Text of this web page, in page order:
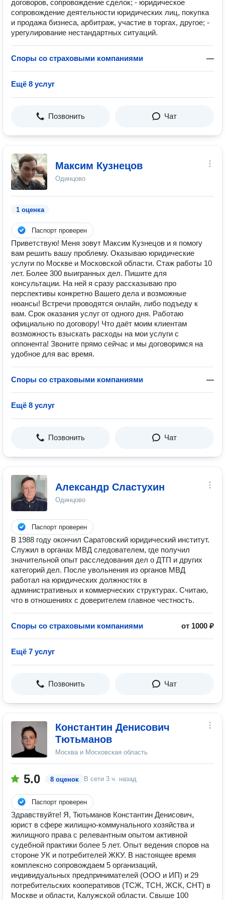
договоров, сопровождение сделок; - юридическое
сопровождение деятельности юридических лиц, покупка
и продажа бизнеса, арбитраж, участие в торгах, другое; -
урегулирование нестандартных ситуаций.
Споры со страховыми компаниями —
Ещё 8 услуг
Позвонить Чат
Максим Кузнецов
Одинцово
1 оценка
Паспорт проверен
Приветствую! Меня зовут Максим Кузнецов и я помогу
вам решить вашу проблему. Оказываю юридические
услуги по Москве и Московской области. Стаж работы 10
лет. Более 300 выигранных дел. Пишите для
консультации. На ней я сразу рассказываю про
перспективы конкретно Вашего дела и возможные
нюансы! Встречи проводятся онлайн, либо подъеду к
вам. Срок оказания услуг от одного дня. Работаю
официально по договору! Что даёт моим клиентам
возможность взыскать расходы на мои услуги с
оппонента! Звоните прямо сейчас и мы договоримся на
удобное для вас время.
Споры со страховыми компаниями —
Ещё 8 услуг
Позвонить Чат
Александр Сластухин
Одинцово
Паспорт проверен
В 1988 году окончил Саратовский юридический институт.
Служил в органах МВД следователем, где получил
значительной опыт расследования дел о ДТП и других
категорий дел. После увольнения из органов МВД
работал на юридических должностях в
административных и коммерческих структурах. Считаю,
что в отношениях с доверителем главное честность.
Споры со страховыми компаниями от 1000 ₽
Ещё 7 услуг
Позвонить Чат
Константин Денисович
Тютьманов
Москва и Московская область
5.0 8 оценок В сети 3 ч. назад
Паспорт проверен
Здравствуйте! Я, Тютьманов Константин Денисович,
юрист в сфере жилищно-коммунального хозяйства и
жилищного права с релевантным опытом активной
судебной практики более 5 лет. Опыт ведения споров на
стороне УК и потребителей ЖКУ. В настоящее время
комплексно сопровождаем 5 организаций,
индивидуальных предпринимателей (ООО и ИП) и 29
потребительских кооперативов (ТСЖ, ТСН, ЖСК, СНТ) в
Москве и области, Калужской области. Свыше 100